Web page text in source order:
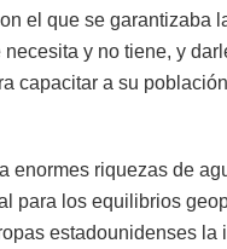
el que se garantizaba
y no tiene, y
capacitar a su
enormes riquezas de
para los equilibrios
estadounidenses la